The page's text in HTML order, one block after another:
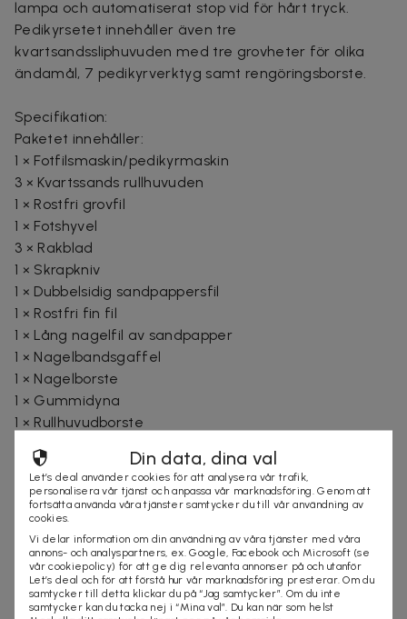
lampa och automatiserat stop vid för hårt tryck.
Pedikyrsetet innehåller även tre
kvartsandssliphuvuden med tre grovheter för olika
ändamål, 7 pedikyrverktyg samt rengöringsborste.
Specifikation:
Paketet innehåller:
1 × Fotfilsmaskin/pedikyrmaskin
3 × Kvartssands rullhuvuden
1 × Rostfri grovfil
1 × Fotshyvel
3 × Rakblad
1 × Skrapkniv
1 × Dubbelsidig sandpappersfil
1 × Rostfri fin fil
1 × Lång nagelfil av sandpapper
1 × Nagelbandsgaffel
1 × Nagelborste
1 × Gummidyna
1 × Rullhuvudborste
Batteri: 1200mAh litium
Effekt: 5W
Laddning: USB 5V
Laddningstid:3 timmar
Batteritid: 90 min
IP klass: IPX7
Material: PP, rostfritt stål
Din data, dina val
Let’s deal använder cookies för att analysera vår trafik,
personalisera vår tjänst och anpassa vår marknadsföring. Genom att
fortsätta använda våra tjänster samtycker du till vår användning av
cookies.
Vi delar information om din användning av våra tjänster med våra
annons- och analyspartners, ex. Google, Facebook och Microsoft (se
vår cookiepolicy) för att ge dig relevanta annonser på och utanför
Let’s deal och för att förstå hur vår marknadsföring presterar. Om du
samtycker till detta klickar du på “Jag samtycker”. Om du inte
samtycker kan du tacka nej i “Mina val”. Du kan när som helst